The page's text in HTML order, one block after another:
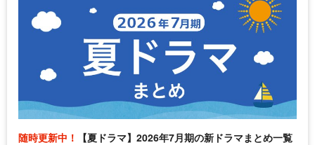
随時更新中！ 【夏ドラマ】2026年7月期の新ドラマまとめ一覧